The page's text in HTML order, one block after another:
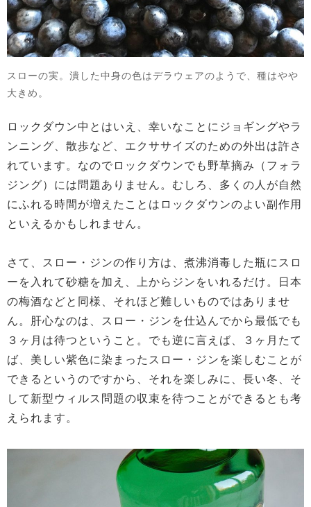
スローの実。潰した中身の色はデラウェアのようで、種はやや
大きめ。
ロックダウン中とはいえ、幸いなことにジョギングやラ
ンニング、散歩など、エクササイズのための外出は許さ
れています。なのでロックダウンでも野草摘み（フォラ
ジング）には問題ありません。むしろ、多くの人が自然
にふれる時間が増えたことはロックダウンのよい副作用
といえるかもしれません。
さて、スロー・ジンの作り方は、煮沸消毒した瓶にスロ
ーを入れて砂糖を加え、上からジンをいれるだけ。日本
の梅酒などと同様、それほど難しいものではありませ
ん。肝心なのは、スロー・ジンを仕込んでから最低でも
３ヶ月は待つということ。でも逆に言えば、３ヶ月たて
ば、美しい紫色に染まったスロー・ジンを楽しむことが
できるというのですから、それを楽しみに、長い冬、そ
して新型ウィルス問題の収束を待つことができるとも考
えられます。